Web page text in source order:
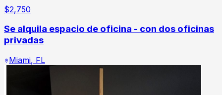
$2,750
Se alquila espacio de oficina - con dos oficinas
privadas
Miami, FL